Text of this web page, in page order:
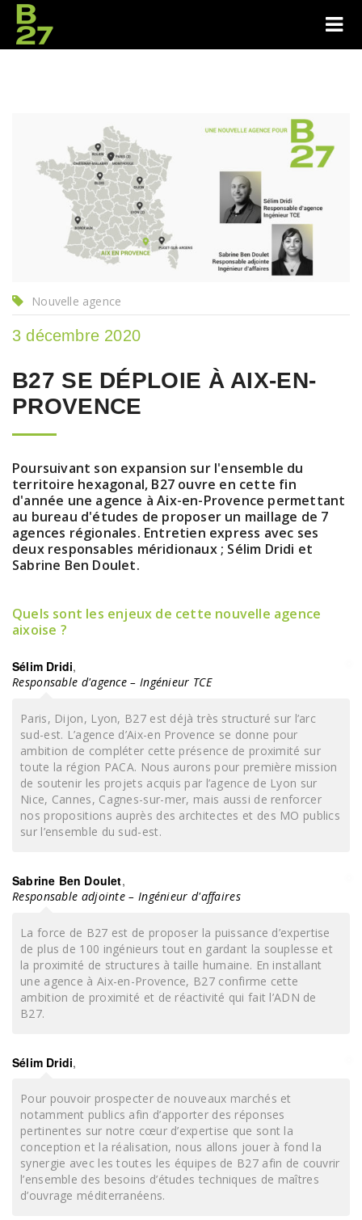
Nouvelle agence
3 décembre 2020
B27 SE DÉPLOIE À AIX-EN-
PROVENCE
Poursuivant son expansion sur l'ensemble du
territoire hexagonal, B27 ouvre en cette fin
d'année une agence à Aix-en-Provence permettant
au bureau d'études de proposer un maillage de 7
agences régionales. Entretien express avec ses
deux responsables méridionaux ; Sélim Dridi et
Sabrine Ben Doulet.
Quels sont les enjeux de cette nouvelle agence
aixoise ?
Sélim Dridi,
Responsable d'agence – Ingénieur TCE
Paris, Dijon, Lyon, B27 est déjà très structuré sur l’arc
sud-est. L’agence d’Aix-en Provence se donne pour
ambition de compléter cette présence de proximité sur
toute la région PACA. Nous aurons pour première mission
de soutenir les projets acquis par l’agence de Lyon sur
Nice, Cannes, Cagnes-sur-mer, mais aussi de renforcer
nos propositions auprès des architectes et des MO publics
sur l’ensemble du sud-est.
Sabrine Ben Doulet,
Responsable adjointe – Ingénieur d'affaires
La force de B27 est de proposer la puissance d’expertise
de plus de 100 ingénieurs tout en gardant la souplesse et
la proximité de structures à taille humaine. En installant
une agence à Aix-en-Provence, B27 confirme cette
ambition de proximité et de réactivité qui fait l’ADN de
B27.
Sélim Dridi,
Pour pouvoir prospecter de nouveaux marchés et
notamment publics afin d’apporter des réponses
pertinentes sur notre cœur d’expertise que sont la
conception et la réalisation, nous allons jouer à fond la
synergie avec les toutes les équipes de B27 afin de couvrir
l’ensemble des besoins d’études techniques de maîtres
d’ouvrage méditerranéens.